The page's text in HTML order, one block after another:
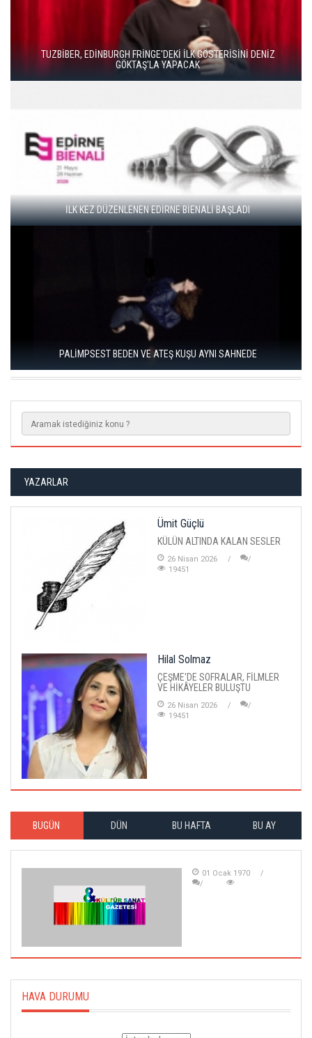
DUENDE TİYATRO’DAN BAHAR HAREKETİ
GENÇ SANATÇILAR İÇİN “FRAGMANLAR” BAŞVURULARI
BAŞLADI
EDİRNE BİENALİ “KÖPRÜLER” TEMASIYLA 21 MAYIS’TA
BAŞLIYOR
YAZARLAR
Ümit Güçlü
KÜLÜN ALTINDA KALAN SESLER
26 Nisan 2026
19451
Hilal Solmaz
ÇEŞME'DE SOFRALAR, FİLMLER
VE HİKÂYELER BULUŞTU
26 Nisan 2026
19451
BUGÜN DÜN BU HAFTA BU AY
01 Ocak 1970
HAVA DURUMU